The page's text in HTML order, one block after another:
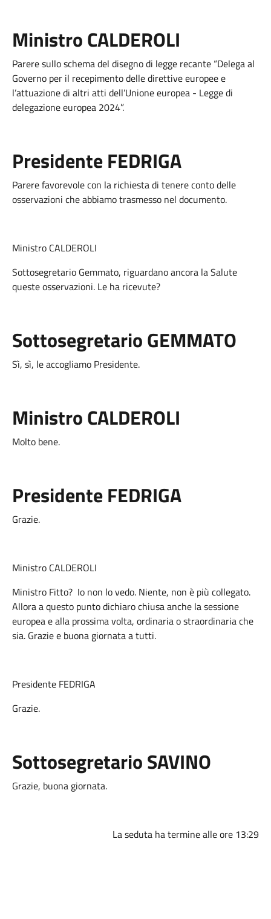
Ministro CALDEROLI
Parere sullo schema del disegno di legge recante “Delega al
Governo per il recepimento delle direttive europee e
l’attuazione di altri atti dell’Unione europea - Legge di
delegazione europea 2024”.
Presidente FEDRIGA
Parere favorevole con la richiesta di tenere conto delle
osservazioni che abbiamo trasmesso nel documento.
Ministro CALDEROLI
Sottosegretario Gemmato, riguardano ancora la Salute
queste osservazioni. Le ha ricevute?
Sottosegretario GEMMATO
Sì, sì, le accogliamo Presidente.
Ministro CALDEROLI
Molto bene.
Presidente FEDRIGA
Grazie.
Ministro CALDEROLI
Ministro Fitto? Io non lo vedo. Niente, non è più collegato.
Allora a questo punto dichiaro chiusa anche la sessione
europea e alla prossima volta, ordinaria o straordinaria che
sia. Grazie e buona giornata a tutti.
Presidente FEDRIGA
Grazie.
Sottosegretario SAVINO
Grazie, buona giornata.
La seduta ha termine alle ore 13:29